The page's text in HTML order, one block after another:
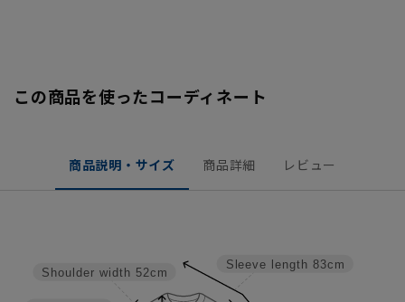
この商品を使ったコーディネート
商品説明・サイズ 商品詳細 レビュー
Sleeve length 83cm
Shoulder width 52cm